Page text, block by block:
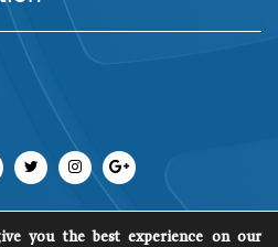
you the best experience on our